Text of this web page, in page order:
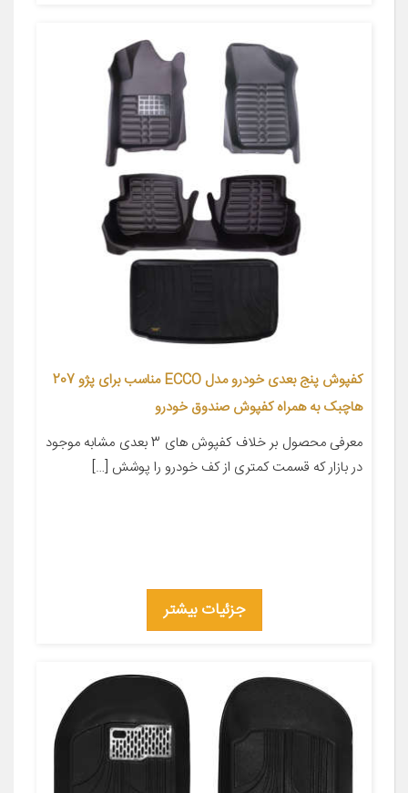
کفپوش پنج بعدی خودرو مدل ECCO مناسب برای پژو 207
هاچبک به همراه کفپوش صندوق خودرو
معرفی محصول بر خلاف کفپوش های 3 بعدی مشابه موجود
در بازار که قسمت کمتری از کف خودرو را پوشش […]
جزئیات بیشتر